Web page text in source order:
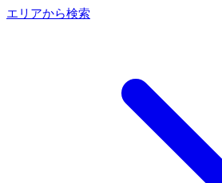
エリアから検索